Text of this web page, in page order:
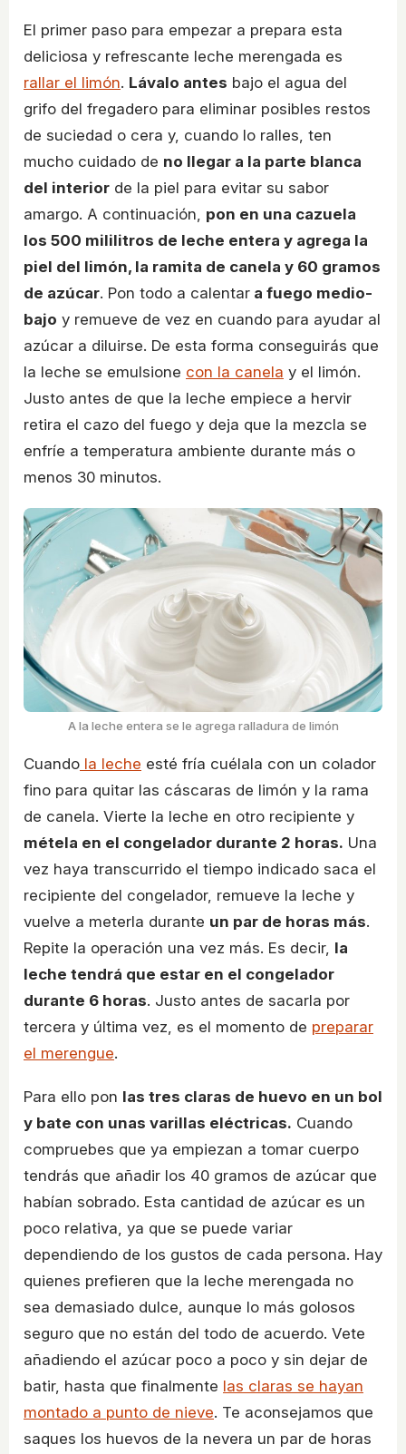
El primer paso para empezar a prepara esta
deliciosa y refrescante leche merengada es
rallar el limón. Lávalo antes bajo el agua del
grifo del fregadero para eliminar posibles restos
de suciedad o cera y, cuando lo ralles, ten
mucho cuidado de no llegar a la parte blanca
del interior de la piel para evitar su sabor
amargo. A continuación, pon en una cazuela
los 500 mililitros de leche entera y agrega la
piel del limón, la ramita de canela y 60 gramos
de azúcar. Pon todo a calentar a fuego medio-
bajo y remueve de vez en cuando para ayudar al
azúcar a diluirse. De esta forma conseguirás que
la leche se emulsione con la canela y el limón.
Justo antes de que la leche empiece a hervir
retira el cazo del fuego y deja que la mezcla se
enfríe a temperatura ambiente durante más o
menos 30 minutos.
A la leche entera se le agrega ralladura de limón
Cuando la leche esté fría cuélala con un colador
fino para quitar las cáscaras de limón y la rama
de canela. Vierte la leche en otro recipiente y
métela en el congelador durante 2 horas. Una
vez haya transcurrido el tiempo indicado saca el
recipiente del congelador, remueve la leche y
vuelve a meterla durante un par de horas más.
Repite la operación una vez más. Es decir, la
leche tendrá que estar en el congelador
durante 6 horas. Justo antes de sacarla por
tercera y última vez, es el momento de preparar
el merengue.
Para ello pon las tres claras de huevo en un bol
y bate con unas varillas eléctricas. Cuando
compruebes que ya empiezan a tomar cuerpo
tendrás que añadir los 40 gramos de azúcar que
habían sobrado. Esta cantidad de azúcar es un
poco relativa, ya que se puede variar
dependiendo de los gustos de cada persona. Hay
quienes prefieren que la leche merengada no
sea demasiado dulce, aunque lo más golosos
seguro que no están del todo de acuerdo. Vete
añadiendo el azúcar poco a poco y sin dejar de
batir, hasta que finalmente las claras se hayan
montado a punto de nieve. Te aconsejamos que
saques los huevos de la nevera un par de horas